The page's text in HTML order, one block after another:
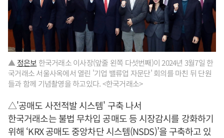
▲ 정은보 한국거래소 이사장(앞줄 왼쪽 다섯번째)이 2024년 3월7일 한
국거래소 서울사옥에서 열린 '기업 밸류업 자문단' 회의를 마친 뒤 단원
들과 함께 기념촬영을 하고있다. <한국거래소>
△'공매도 사전적발 시스템' 구축 나서
한국거래소는 불법 무차입 공매도 등 시장감시를 강화하기
위해 ‘KRX 공매도 중앙차단 시스템(NSDS)’을 구축하고 있